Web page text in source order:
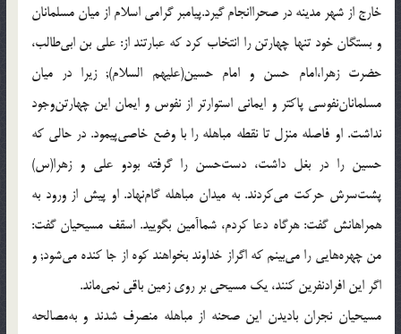
خارج از شهر مدينه در صحراانجام گيرد.پيامبر گرامى اسلام از ميان مسلمانان
و بستگان خود تنها چهارتن را انتخاب كرد كه عبارتند از: على بن ابى‌طالب،
حضرت زهرا،امام حسن و امام حسين(عليهم السلام); زيرا در ميان
مسلمانان‌نفوسى پاكتر و ايمانى استوارتر از نفوس و ايمان اين چهارتن‌وجود
نداشت. او فاصله منزل تا نقطه مباهله را با وضع خاصى‌پيمود. در حالى كه
حسين را در بغل داشت، دست‌حسن را گرفته بودو على و زهرا(س)
پشت‌سرش حركت مى‌كردند. به ميدان مباهله گام‌نهاد. او پيش از ورود به
همراهانش گفت: هرگاه دعا كردم، شماآمين بگوييد. اسقف مسيحيان گفت:
من چهره‌هايى را مى‌بينم كه اگراز خداوند بخواهند كوه از جا كنده مى‌شود; و
اگر اين افرادنفرين كنند، يك مسيحى بر روى زمين باقى نمى‌ماند.
مسيحيان نجران باديدن اين صحنه از مباهله منصرف شدند و به‌مصالحه